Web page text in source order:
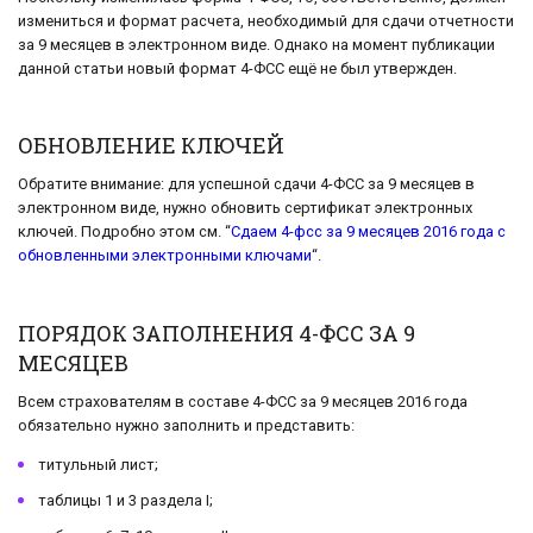
измениться и формат расчета, необходимый для сдачи отчетности
за 9 месяцев в электронном виде. Однако на момент публикации
данной статьи новый формат 4-ФСС ещё не был утвержден.
ОБНОВЛЕНИЕ КЛЮЧЕЙ
Обратите внимание: для успешной сдачи 4-ФСС за 9 месяцев в
электронном виде, нужно обновить сертификат электронных
ключей. Подробно этом см. “Сдаем 4-фсс за 9 месяцев 2016 года с
обновленными электронными ключами“.
ПОРЯДОК ЗАПОЛНЕНИЯ 4-ФСС ЗА 9
МЕСЯЦЕВ
Всем страхователям в составе 4-ФСС за 9 месяцев 2016 года
обязательно нужно заполнить и представить:
титульный лист;
таблицы 1 и 3 раздела I;